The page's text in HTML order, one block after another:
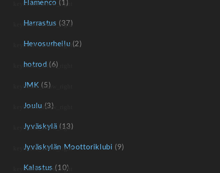
Flamenco (1)
Harrastus (37)
Hevosurheilu (2)
hotrod (6)
JMK (5)
Joulu (3)
Jyväskylä (13)
Jyväskylän Moottoriklubi (9)
Kalastus (10)